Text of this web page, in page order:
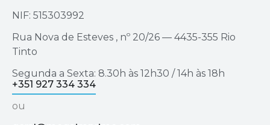
NIF: 515303992
Rua Nova de Esteves , nº 20/26 — 4435-355 Rio
Tinto
Segunda a Sexta: 8.30h às 12h30 / 14h às 18h
+351 927 334 334
ou